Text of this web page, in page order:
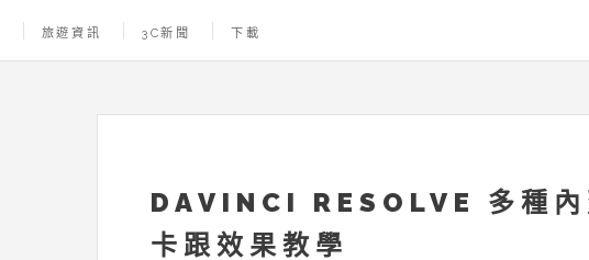
旅遊資訊 3C新聞 下載
DAVINCI RESOLVE 多種內
卡跟效果教學